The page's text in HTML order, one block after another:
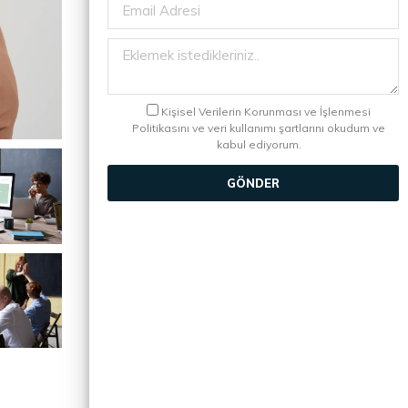
Kişisel Verilerin Korunması ve İşlenmesi
Politikasını ve veri kullanımı şartlarını okudum ve
kabul ediyorum.